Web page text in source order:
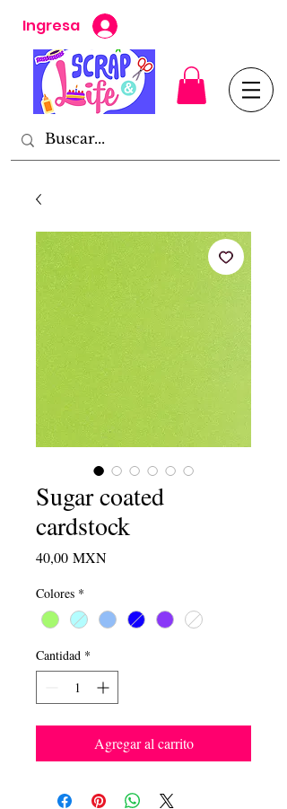
Ingresa
Sugar coated
cardstock
40,00 MXNPrecio
Colores *
Cantidad *
Agregar al carrito